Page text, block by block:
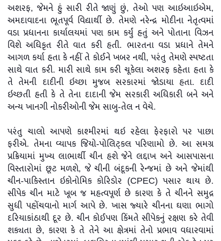
અશરફ, જેમને હું સારી રીતે જાણું છું, તેઓ પણ આઇઆઇએમ,
અમદાવાદના ભૂતપૂર્વ વિદ્યાર્થી છે. તેમણે નરેન્દ્ર મોદીના નેતૃત્વમાં
વડા પ્રધાનના કાર્યાલયમાં પણ કામ કર્યું હતું અને પોતાના વિઝન
વિશે અધિકૃત રીતે વાત કરી હતી. ભારતના વડા પ્રધાને તેમને
આગળ કર્યા હતા કે નહીં તે કોઈને ખબર નથી, પરંતુ તેમણે સ્પષ્ટતા
સાથે વાત કરી. મારી સાથે કામ કરી ચૂકેલા અશરફ કહેતા હતા કે
તે તેમની દાદીની ઇચ્છા મુજબ સરકારમાં જોડાયા હતા. દાદી
ઇચ્છતી હતી કે તે તેના દાદાની જેમ સરકારી અધિકારી બને અને
અન્ય ખાનગી નોકરીઓની જેમ સાબુ-તેલ ન વેચે.
પરંતુ ચાલો આપણે કાશ્મીરમાં થઇ રહેલા ફેરફારો પર પાછા
ફરીએ. તેમના વ્યાપક જિયો-પોલિટ્કલ પરિણામો છે. આ સમગ્ર
પ્રક્રિયામાં મુખ્ય લાભાર્થી ચીન હશે જેને લદ્દાખ અને આસપાસના
વિસ્તારોમાં છૂટ મળશે, જે ચીની બંદૂકની રેન્જમાં છે અને જેમાંથી
ચીન-પાકિસ્તાન ઇકોનોમિક કોરિડોર (CPEC) પસાર થાય છે.
સીપેક ચીન માટે ખૂબ જ મહત્વપૂર્ણ છે કારણ કે તે ચીનને સમુદ્ર
સુધી પહોંચવાનો માર્ગ આપે છે. ખાસ જ્યારે ચીનના ઘણા ભાગો
દરિયાકાંઠાથી દૂર છે. ચીન કોઈપણ કિંમતે સીપેકનું રક્ષણ કરે તેવી
શક્યતા છે, કારણ કે તે તેને આ ક્ષેત્રમાં તેનો પ્રભાવ વધારવામાં